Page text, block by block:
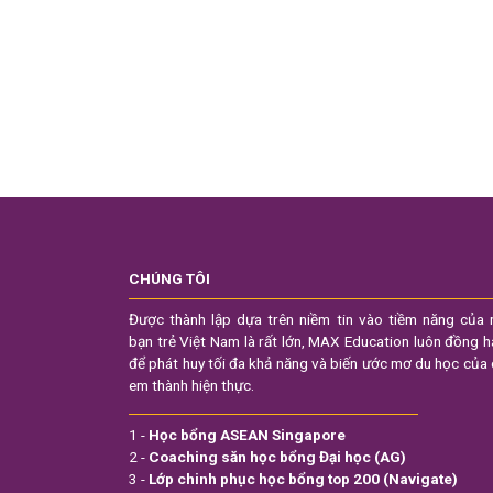
CHÚNG TÔI
Được thành lập dựa trên niềm tin vào tiềm năng của
bạn trẻ Việt Nam là rất lớn, MAX Education luôn đồng
để phát huy tối đa khả năng và biến ước mơ du học của
em thành hiện thực.
1 - Học bổng ASEAN Singapore
2 - Coaching săn học bổng Đại học (AG)
3 - Lớp chinh phục học bổng top 200 (Navigate)